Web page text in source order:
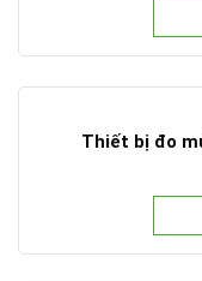
Thiết bị đo